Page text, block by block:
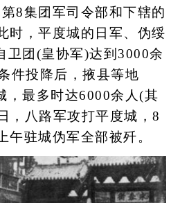
8集团军司令部和下辖的
时，平度城的日军、伪绥
卫团(皇协军)达到3000余
件投降后，掖县等地
，最多时达6000余人(其
，八路军攻打平度城，8
午驻城伪军全部被歼。